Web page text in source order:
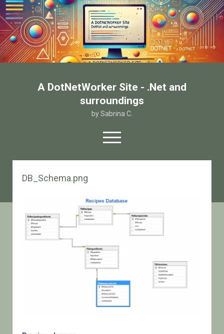
A DotNetWorker Site - .Net and
surroundings
by Sabrina C.
open
menu
twitterfacebook
email-form
Chi sono
Contatto
DB_Schema.png